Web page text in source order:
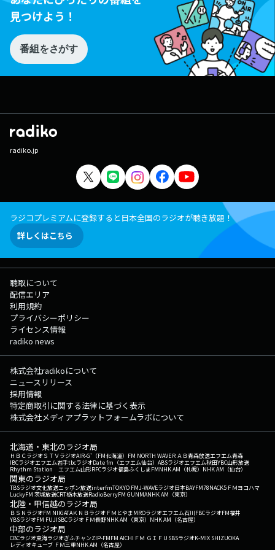
見つけよう！
番組をさがす
radiko.jp
ラジコプレミアムに登録すると日本全国のラジオが聴き放題！
詳しくはこちら
聴取について
配信エリア
利用規約
プライバシーポリシー
ライセンス情報
radiko news
株式会社radikoについて
ニュースリリース
採用情報
特定商取引に関する法律に基づく表示
株式会社メディアプラットフォームラボについて
北海道・東北のラジオ局
ＨＢＣラジオＳＴＶラジオAIR-G'（FM北海道） FM NORTH WAVEＲＡＢ青森放送エフエム青森
IBCラジオエフエム岩手tbcラジオDate fm（エフエム仙台） ABSラジオエフエム秋田YBC山形放送
Rhythm Station エフエム山形RFCラジオ福島ふくしまFMNHK AM（札幌） NHK AM（仙台）
関東のラジオ局
TBSラジオ文化放送ニッポン放送interfmTOKYO FMJ-WAVEラジオ日本BAYFM78NACK5 ＦＭヨコハマ
LuckyFM 茨城放送CRT栃木放送RadioBerryFM GUNMANHK AM（東京）
北陸・甲信越のラジオ局
ＢＳＮラジオFM NIIGATAＫＮＢラジオ ＦＭとやまMROラジオエフエム石川FBCラジオFM福井
YBSラジオFM FUJISBCラジオ ＦＭ長野NHK AM（東京） NHK AM（名古屋）
中部のラジオ局
CBCラジオ東海ラジオぎふチャンZIP-FMFM AICHI ＦＭ ＧＩＦＵ SBSラジオK-MIX SHIZUOKA
レディオキューブ ＦＭ三重NHK AM（名古屋）